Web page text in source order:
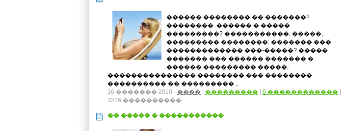
������ �������� �� �������?
��������. ������ � �����
���������? �����������. �����,
��������� ��������: ������� ���
������������� ���-�����? �����
������� ��� ������ ������� �
������ ��������� �����,
��������������� �������� ��� ��������
���������� �� ��������� ..
16 ������� 2010 - ���� ��������� 0 ������������
3226 ����������
�� ����� � �����������